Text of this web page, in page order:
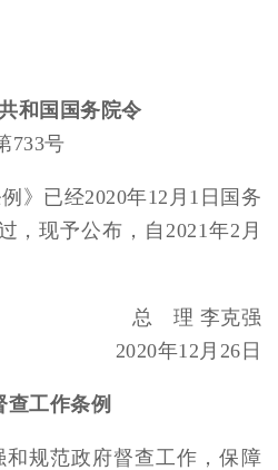
和国国务院令
733号
已经2020年12月1日国务
，现予公布，自2021年2月
总 理 李克强
2020年12月26日
查工作条例
规范政府督查工作，保障